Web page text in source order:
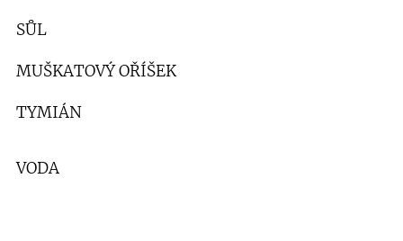
SŮL
MUŠKATOVÝ OŘÍŠEK
TYMIÁN
VODA